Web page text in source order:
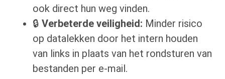
ook direct hun weg vinden.
🔒 Verbeterde veiligheid: Minder risico
op datalekken door het intern houden
van links in plaats van het rondsturen van
bestanden per e-mail.